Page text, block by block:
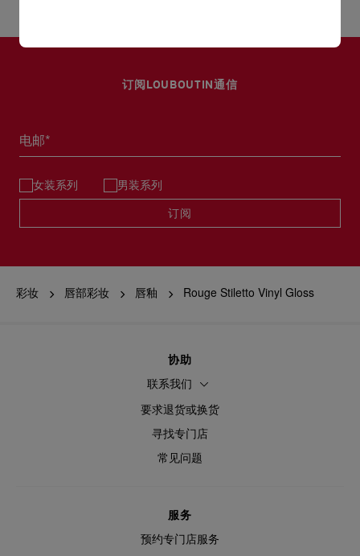
品可能产生轻微刺痛感，如感觉到刺激，请停止使用。请避免接
估计送货时间由发货日期起计算。
而定，请联系客户服务专员。 专门店恕不处理退货或换
订阅LOUBOUTIN通信
电邮*
女装系列 男装系列
订阅
彩妆 唇部彩妆 唇釉 Rouge Stiletto Vinyl Gloss
协助
联系我们
要求退货或换货
寻找专门店
常见问题
服务
预约专门店服务